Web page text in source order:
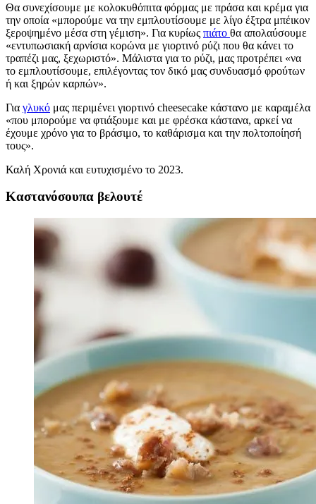
Θα συνεχίσουμε με κολοκυθόπιτα φόρμας με πράσα και κρέμα για
την οποία «μπορούμε να την εμπλουτίσουμε με λίγο έξτρα μπέικον
ξεροψημένο μέσα στη γέμιση». Για κυρίως πιάτο θα απολαύσουμε
«εντυπωσιακή αρνίσια κορώνα με γιορτινό ρύζι που θα κάνει το
τραπέζι μας, ξεχωριστό». Μάλιστα για το ρύζι, μας προτρέπει «να
το εμπλουτίσουμε, επιλέγοντας τον δικό μας συνδυασμό φρούτων
ή και ξηρών καρπών».
Για γλυκό μας περιμένει γιορτινό cheesecake κάστανο με καραμέλα
«που μπορούμε να φτιάξουμε και με φρέσκα κάστανα, αρκεί να
έχουμε χρόνο για το βράσιμο, το καθάρισμα και την πολτοποίησή
τους».
Καλή Χρονιά και ευτυχισμένο το 2023.
Καστανόσουπα βελουτέ